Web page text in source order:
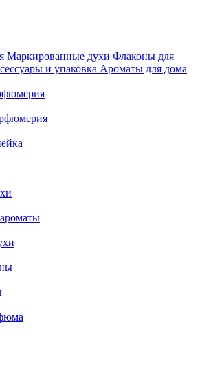
Маркированные духи Флаконы для
и упаковка Ароматы для дома